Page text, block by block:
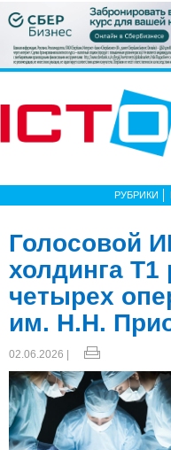
РУБРИКИ
Голосовой
холдинга Т1
четырех
им. Н.Н.
02.06.2026 |